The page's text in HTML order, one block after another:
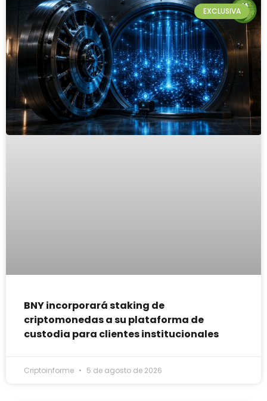
EXCLUSIVA
BNY incorporará staking de
criptomonedas a su plataforma de
custodia para clientes institucionales
Criptoinforme 5 de agosto de 2026